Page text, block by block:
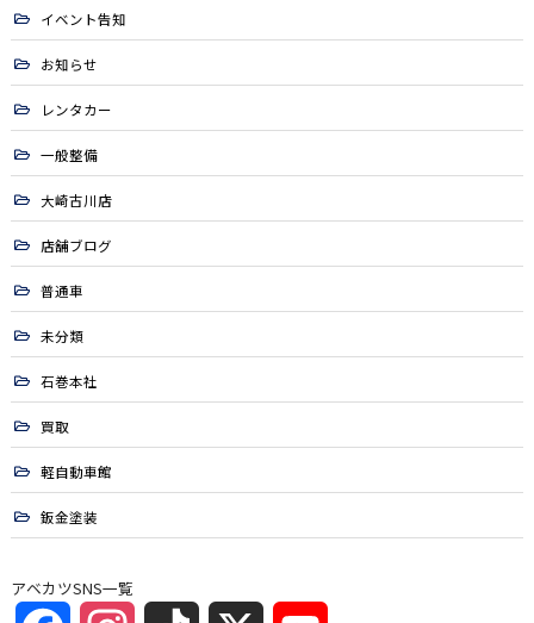
イベント告知
お知らせ
レンタカー
一般整備
大崎古川店
店舗ブログ
普通車
未分類
石巻本社
買取
軽自動車館
鈑金塗装
アベカツSNS一覧